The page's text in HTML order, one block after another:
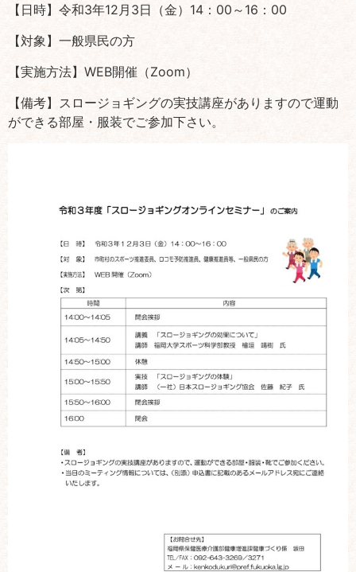
【日時】令和3年12月3日（金）14：00～16：00
【対象】一般県民の方
【実施方法】WEB開催（Zoom）
【備考】スロージョギングの実技講座がありますので運動
ができる部屋・服装でご参加下さい。